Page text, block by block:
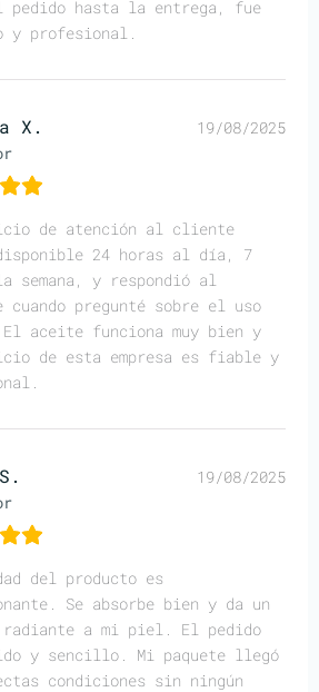
pedido hasta la entrega, fue
y profesional.
X. 19/08/2025
de atención al cliente
24 horas al día, 7
semana, y respondió al
cuando pregunté sobre el uso
aceite funciona muy bien y
de esta empresa es fiable y
19/08/2025
del producto es
Se absorbe bien y da un
radiante a mi piel. El pedido
y sencillo. Mi paquete llegó
condiciones sin ningún